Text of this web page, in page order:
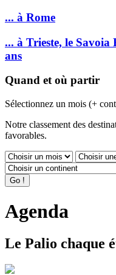
... à Rome
... à Trieste, le Savoia
ans
Quand et où partir
Sélectionnez un mois (+
Notre classement des
favorables.
Agenda
Le Palio chaque